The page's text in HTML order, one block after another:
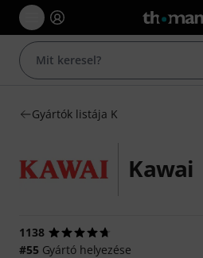
Gyártók listája K
Kawai
1138
#55 Gyártó helyezése